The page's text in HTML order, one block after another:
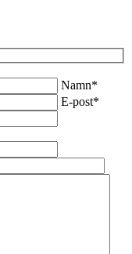
Namn*
E-post*